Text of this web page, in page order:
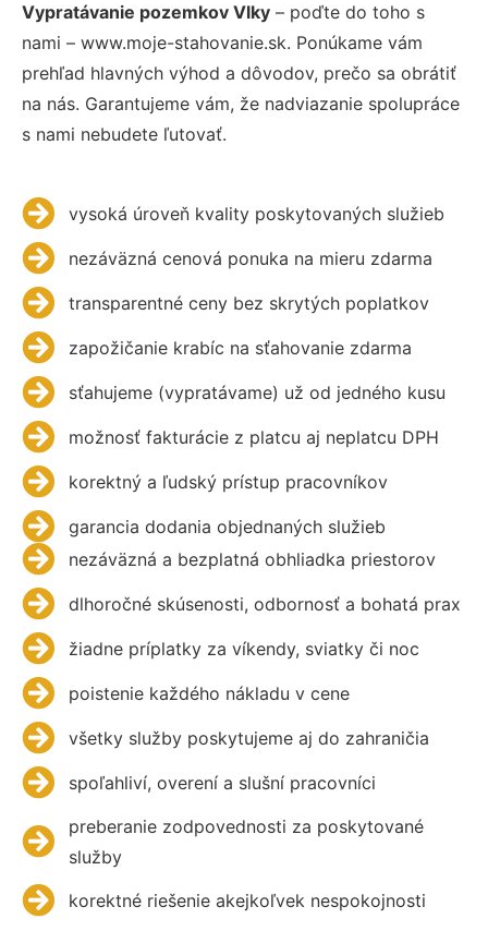
Vypratávanie pozemkov Vlky – poďte do toho s
nami – www.moje-stahovanie.sk. Ponúkame vám
prehľad hlavných výhod a dôvodov, prečo sa obrátiť
na nás. Garantujeme vám, že nadviazanie spolupráce
s nami nebudete ľutovať.
vysoká úroveň kvality poskytovaných služieb
nezáväzná cenová ponuka na mieru zdarma
transparentné ceny bez skrytých poplatkov
zapožičanie krabíc na sťahovanie zdarma
sťahujeme (vypratávame) už od jedného kusu
možnosť fakturácie z platcu aj neplatcu DPH
korektný a ľudský prístup pracovníkov
garancia dodania objednaných služieb
nezáväzná a bezplatná obhliadka priestorov
dlhoročné skúsenosti, odbornosť a bohatá prax
žiadne príplatky za víkendy, sviatky či noc
poistenie každého nákladu v cene
všetky služby poskytujeme aj do zahraničia
spoľahliví, overení a slušní pracovníci
preberanie zodpovednosti za poskytované
služby
korektné riešenie akejkoľvek nespokojnosti